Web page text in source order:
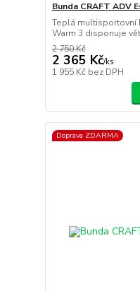
Bunda CRAFT ADV
Teplá multisportovní
Warm 3 disponuje
2 750 Kč
2 365 Kč/ks
1 955 Kč bez DPH
Doprava ZDARMA